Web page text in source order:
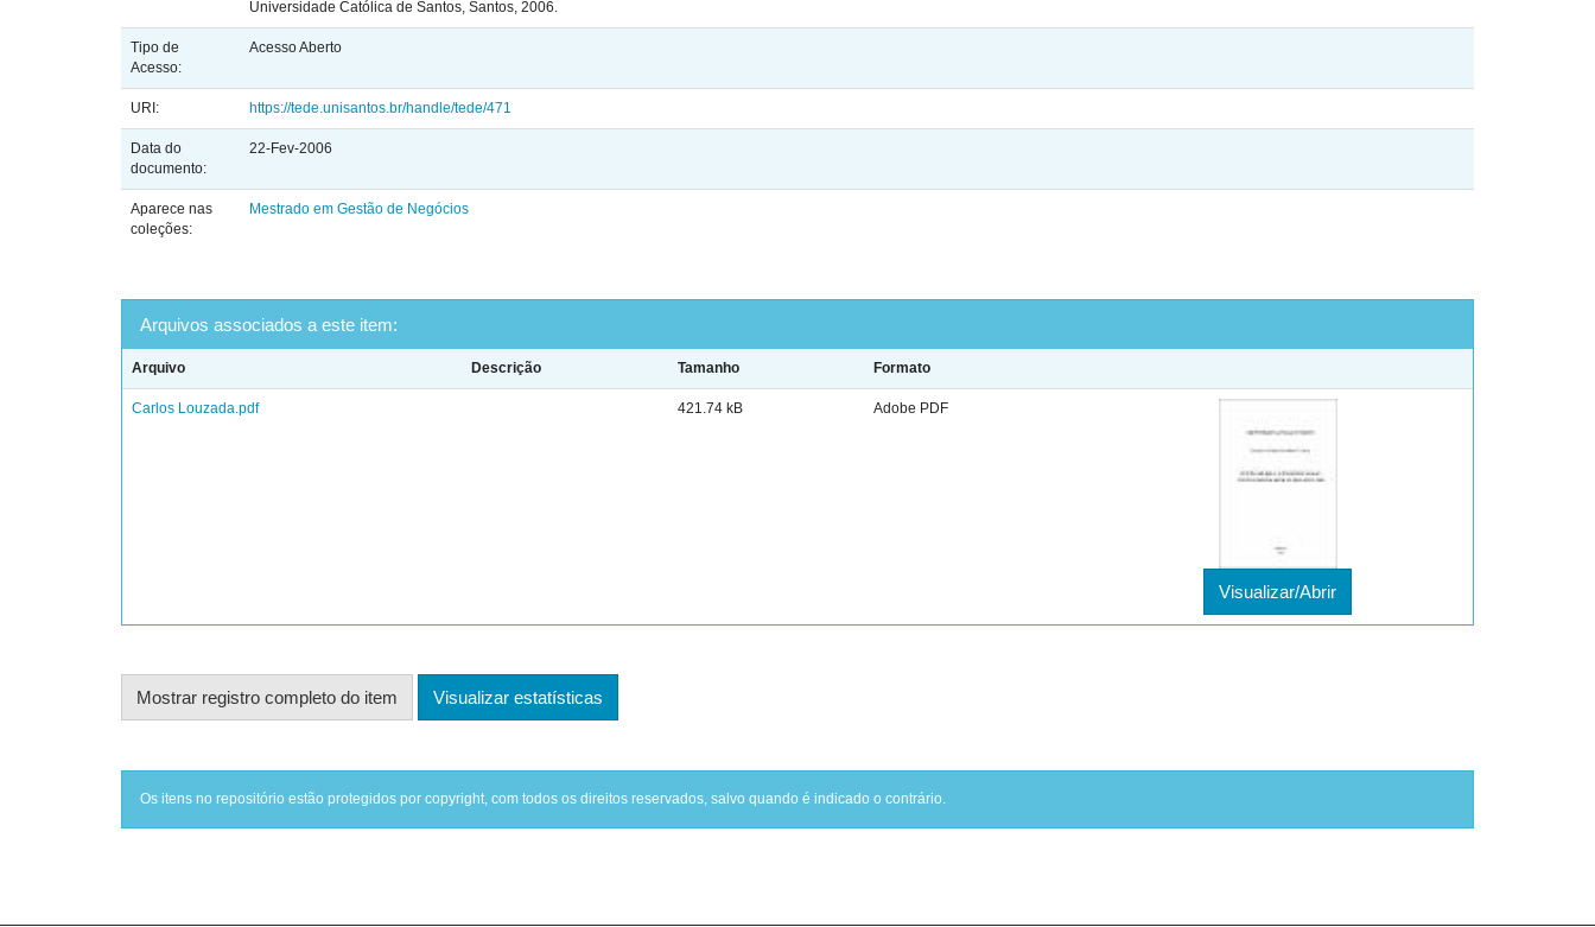
Universidade Católica de Santos, Santos, 2006.
Tipo de
Acesso:
Acesso Aberto
URI: https://tede.unisantos.br/handle/tede/471
Data do
documento:
22-Fev-2006
Aparece nas
coleções:
Mestrado em Gestão de Negócios
Arquivos associados a este item:
Arquivo Descrição Tamanho Formato
Carlos Louzada.pdf 421.74 kB Adobe PDF
Visualizar/Abrir
Mostrar registro completo do item Visualizar estatísticas
Os itens no repositório estão protegidos por copyright, com todos os direitos reservados, salvo quando é indicado o contrário.